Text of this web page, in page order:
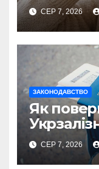
СЕР 7, 2026
ЗАКОНОДАВСТВО
Як
правила
СЕР 7, 2026